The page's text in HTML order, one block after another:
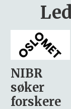
Rektor
Søknadsfrist:
15.09.2026